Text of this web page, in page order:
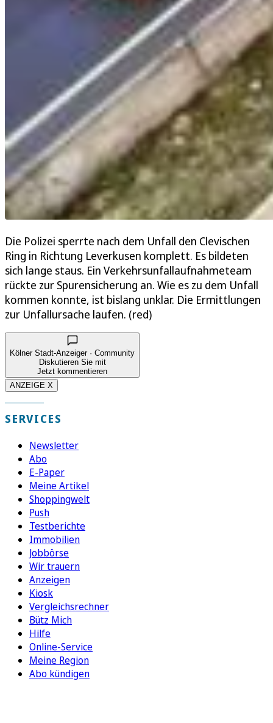
Die Polizei sperrte nach dem Unfall den Clevischen
Ring in Richtung Leverkusen komplett. Es bildeten
sich lange staus. Ein Verkehrsunfallaufnahmeteam
rückte zur Spurensicherung an. Wie es zu dem Unfall
kommen konnte, ist bislang unklar. Die Ermittlungen
zur Unfallursache laufen. (red)
Kölner Stadt-Anzeiger · Community
Diskutieren Sie mit
Jetzt kommentieren
ANZEIGE X
SERVICES
Newsletter
Abo
E-Paper
Meine Artikel
Shoppingwelt
Push
Testberichte
Immobilien
Jobbörse
Wir trauern
Anzeigen
Kiosk
Vergleichsrechner
Bütz Mich
Hilfe
Online-Service
Meine Region
Abo kündigen